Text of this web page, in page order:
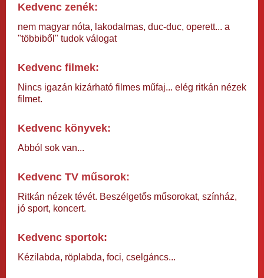
Kedvenc zenék:
nem magyar nóta, lakodalmas, duc-duc, operett... a
"többiből" tudok válogat
Kedvenc filmek:
Nincs igazán kizárható filmes műfaj... elég ritkán nézek
filmet.
Kedvenc könyvek:
Abból sok van...
Kedvenc TV műsorok:
Ritkán nézek tévét. Beszélgetős műsorokat, színház,
jó sport, koncert.
Kedvenc sportok:
Kézilabda, röplabda, foci, cselgáncs...